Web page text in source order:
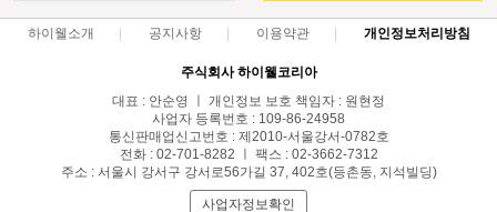
하이웰소개 공지사항 이용약관 개인정보처리방침
주식회사 하이웰코리아
대표 : 안순영 ㅣ 개인정보 보호 책임자 : 원현정
사업자 등록번호 : 109-86-24958
통신판매업신고번호 : 제2010-서울강서-0782호
전화 : 02-701-8282 ㅣ 팩스 : 02-3662-7312
주소 : 서울시 강서구 강서로56가길 37, 402호(등촌동, 지석빌딩)
사업자정보확인